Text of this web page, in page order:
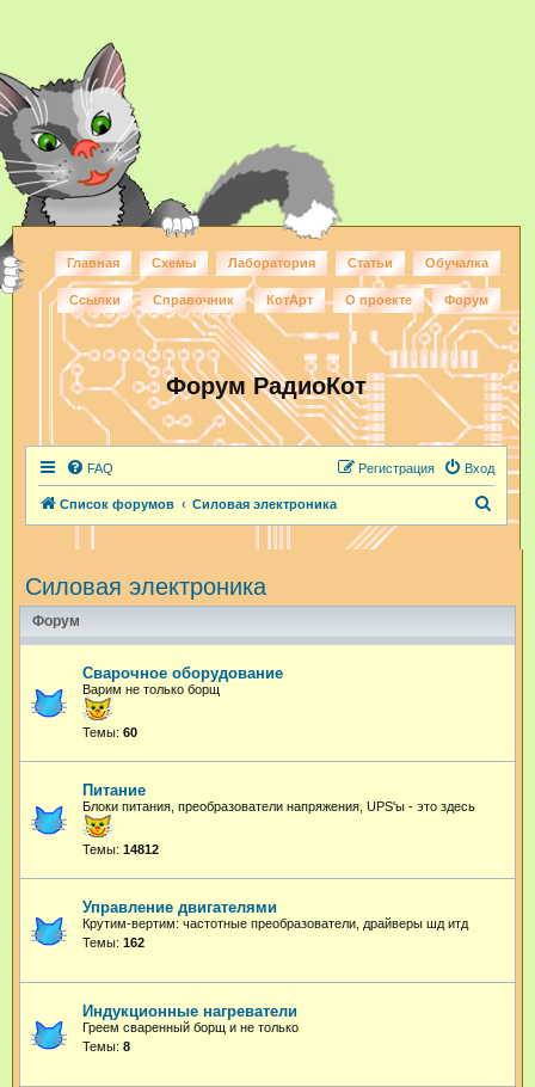
Главная Схемы Лаборатория Статьи Обучалка
Ссылки Справочник КотАрт О проекте Форум
Форум РадиоКот
FAQ Вход
Регистрация
Список форумов Силовая электроника
Силовая электроника
Форум
Сварочное оборудование
Варим не только борщ
Темы: 60
Питание
Блоки питания, преобразователи напряжения, UPS'ы - это здесь
Темы: 14812
Управление двигателями
Крутим-вертим: частотные преобразователи, драйверы шд итд
Темы: 162
Индукционные нагреватели
Греем сваренный борщ и не только
Темы: 8